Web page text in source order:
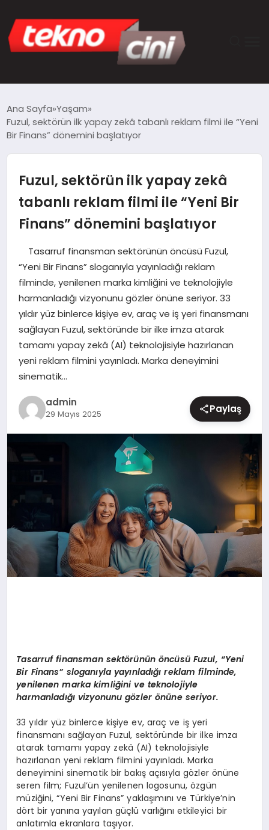
TEKNOLOJI
SAĞLIK
DÜNYA
MAGAZIN
Ana Sayfa Yaşam
Fuzul, sektörün ilk yapay zekâ tabanlı reklam filmi ile “Yeni
Bir Finans” dönemini başlatıyor
Fuzul, sektörün ilk yapay zekâ
tabanlı reklam filmi ile “Yeni Bir
Finans” dönemini başlatıyor
Tasarruf finansman sektörünün öncüsü Fuzul,
“Yeni Bir Finans” sloganıyla yayınladığı reklam
filminde, yenilenen marka kimliğini ve teknolojiyle
harmanladığı vizyonunu gözler önüne seriyor. 33
yıldır yüz binlerce kişiye ev, araç ve iş yeri finansmanı
sağlayan Fuzul, sektöründe bir ilke imza atarak
tamamı yapay zekâ (AI) teknolojisiyle hazırlanan
yeni reklam filmini yayınladı. Marka deneyimini
sinematik…
admin
29 Mayıs 2025 Paylaş
Tasarruf finansman sektörünün öncüsü Fuzul, “Yeni
Bir Finans” sloganıyla yayınladığı reklam filminde,
yenilenen marka kimliğini ve teknolojiyle
harmanladığı vizyonunu gözler önüne seriyor.
33 yıldır yüz binlerce kişiye ev, araç ve iş yeri
finansmanı sağlayan Fuzul, sektöründe bir ilke imza
atarak tamamı yapay zekâ (AI) teknolojisiyle
hazırlanan yeni reklam filmini yayınladı. Marka
deneyimini sinematik bir bakış açısıyla gözler önüne
seren film; Fuzul’ün yenilenen logosunu, özgün
müziğini, “Yeni Bir Finans” yaklaşımını ve Türkiye’nin
dört bir yanına yayılan güçlü varlığını etkileyici bir
anlatımla ekranlara taşıyor.